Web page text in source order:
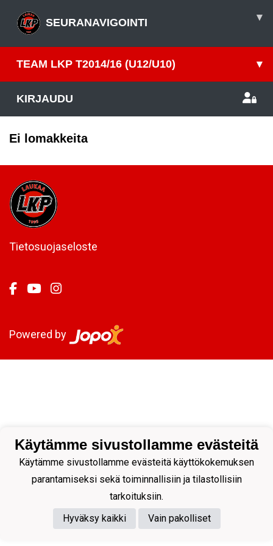
SEURANAVIGOINTI ▾
TEAM LKP T2014/16 (U12/U10) ▾
KIRJAUDU
Ei lomakkeita
Tietosuojaseloste
Powered by
Käytämme sivustollamme evästeitä
Käytämme sivustollamme evästeitä käyttökokemuksen
parantamiseksi sekä toiminnallisiin ja tilastollisiin
tarkoituksiin.
Hyväksy kaikki
Vain pakolliset